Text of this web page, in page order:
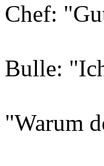
Chef:
Bulle:
"Warum